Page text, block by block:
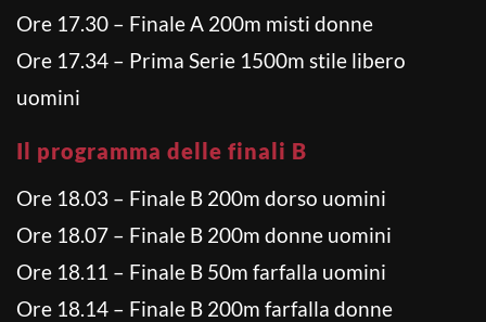
Ore 17.30 – Finale A 200m misti donne
Ore 17.34 – Prima Serie 1500m stile libero
uomini
Il programma delle finali B
Ore 18.03 – Finale B 200m dorso uomini
Ore 18.07 – Finale B 200m donne uomini
Ore 18.11 – Finale B 50m farfalla uomini
Ore 18.14 – Finale B 200m farfalla donne